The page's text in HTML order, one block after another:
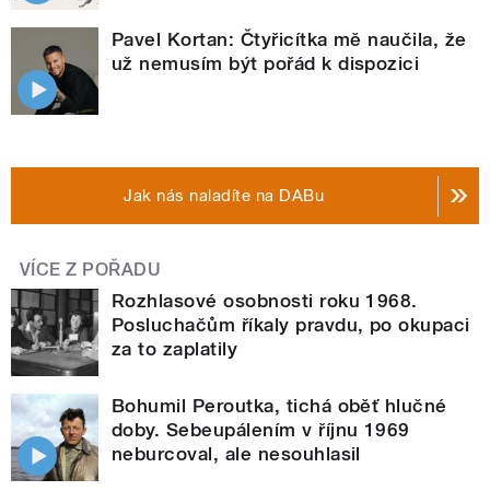
Pavel Kortan: Čtyřicítka mě naučila, že
už nemusím být pořád k dispozici
Jak nás naladíte na DABu
VÍCE Z POŘADU
Rozhlasové osobnosti roku 1968.
Posluchačům říkaly pravdu, po okupaci
za to zaplatily
Bohumil Peroutka, tichá oběť hlučné
doby. Sebeupálením v říjnu 1969
neburcoval, ale nesouhlasil